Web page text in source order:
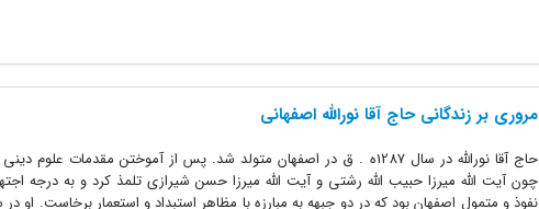
مروری بر زندگانی حاج ‏آقا نورالله اصفهانی
حاج‌ آقا نورالله در سال 1287ه . ق در اصفهان متولد شد. پس از آموختن